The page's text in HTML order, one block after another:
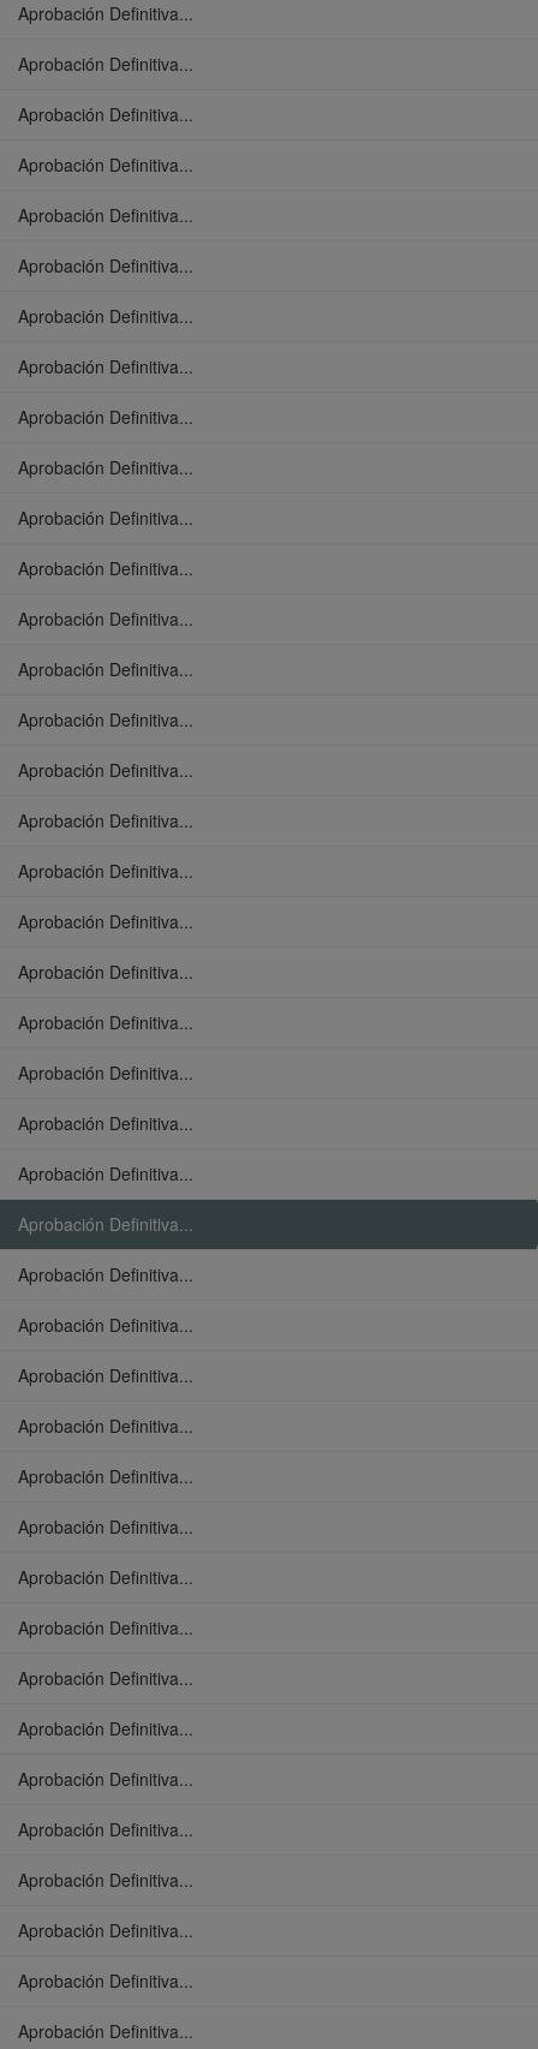
Aprobación Definitiva...
Aprobación Definitiva...
Aprobación Definitiva...
Aprobación Definitiva...
Aprobación Definitiva...
Aprobación Definitiva...
Aprobación Definitiva...
Aprobación Definitiva...
Aprobación Definitiva...
Aprobación Definitiva...
Aprobación Definitiva...
Aprobación Definitiva...
Aprobación Definitiva...
Aprobación Definitiva...
Aprobación Definitiva...
Aprobación Definitiva...
Aprobación Definitiva...
Aprobación Definitiva...
Aprobación Definitiva...
Aprobación Definitiva...
Aprobación Definitiva...
Aprobación Definitiva...
Aprobación Definitiva...
Aprobación Definitiva...
Aprobación Definitiva...
Aprobación Definitiva...
Aprobación Definitiva...
Aprobación Definitiva...
Aprobación Definitiva...
Aprobación Definitiva...
Aprobación Definitiva...
Aprobación Definitiva...
Aprobación Definitiva...
Aprobación Definitiva...
Aprobación Definitiva...
Aprobación Definitiva...
Aprobación Definitiva...
Aprobación Definitiva...
Aprobación Definitiva...
Aprobación Definitiva...
Aprobación Definitiva...